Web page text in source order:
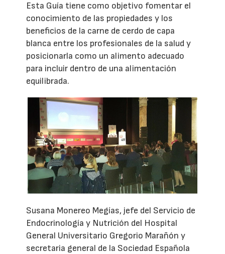
Esta Guía tiene como objetivo fomentar el
conocimiento de las propiedades y los
beneficios de la carne de cerdo de capa
blanca entre los profesionales de la salud y
posicionarla como un alimento adecuado
para incluir dentro de una alimentación
equilibrada.
Susana Monereo Megías, jefe del Servicio de
Endocrinología y Nutrición del Hospital
General Universitario Gregorio Marañón y
secretaria general de la Sociedad Española